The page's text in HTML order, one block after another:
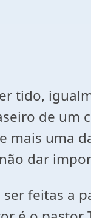
tido,
de um
mais uma
dar
feitas a